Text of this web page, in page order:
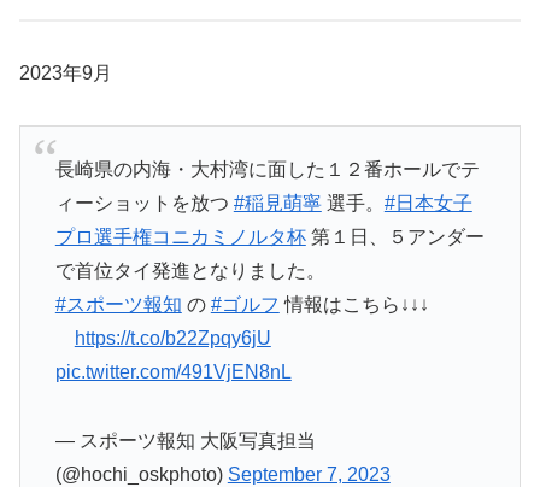
2023年9月
長崎県の内海・大村湾に面した１２番ホールでテ
ィーショットを放つ #稲見萌寧選手。 #日本女子
プロ選手権コニカミノルタ杯第１日、５アンダー
で首位タイ発進となりました。
#スポーツ報知 の #ゴルフ 情報はこちら↓↓↓
https://t.co/b22Zpqy6jU
pic.twitter.com/491VjEN8nL
— スポーツ報知 大阪写真担当
(@hochi_oskphoto) September 7, 2023